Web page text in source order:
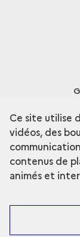
Découvrir la
Ce site utilise
vidéos, des
contenus de
animés et